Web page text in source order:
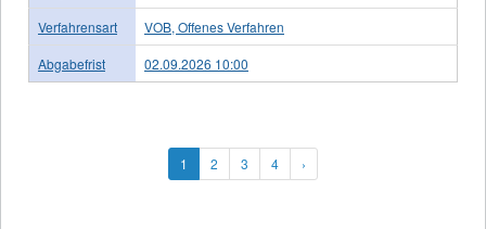
Verfahrensart
VOB, Offenes Verfahren
Abgabefrist
02.09.2026 10:00
1 2 3 4 ›